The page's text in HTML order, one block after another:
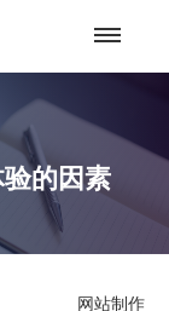
的因素
网站制作